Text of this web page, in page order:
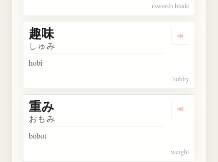
(sword) blade
Dengarkan
趣味
しゅみ
hobi
hobby
Dengarkan
重み
おもみ
bobot
weight